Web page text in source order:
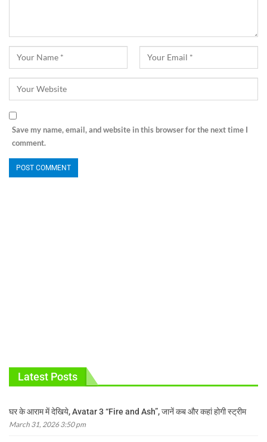
Save my name, email, and website in this browser for the next time I
comment.
Latest Posts
घर के आराम में देखिये, Avatar 3 “Fire and Ash”, जानें कब और कहां होगी स्ट्रीम
March 31, 2026 3:50 pm